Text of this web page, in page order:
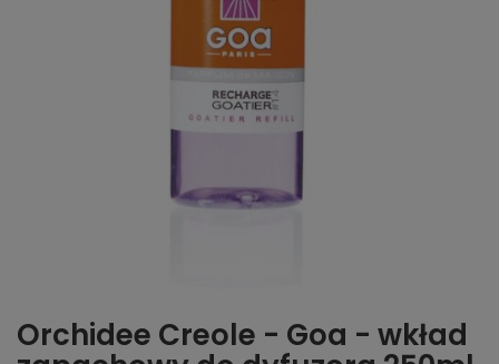
Orchidee Creole - Goa - wkład